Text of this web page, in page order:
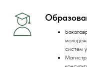
систем
Магистр